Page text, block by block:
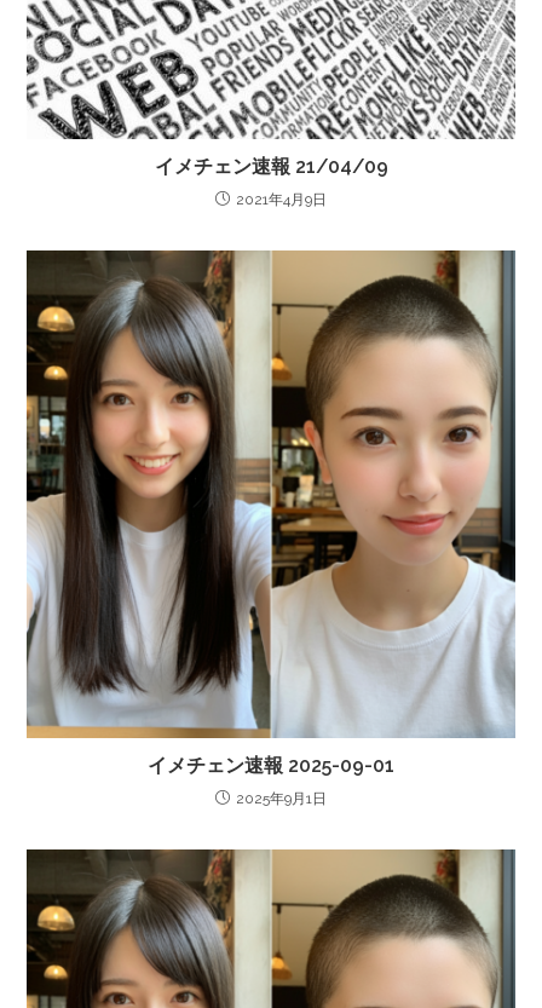
イメチェン速報 21/04/09
2021年4月9日
イメチェン速報 2025-09-01
2025年9月1日